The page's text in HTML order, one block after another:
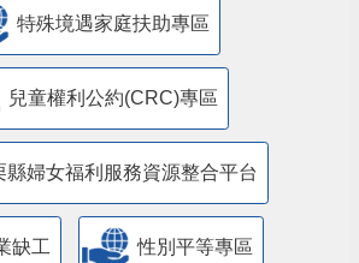
特殊境遇家庭扶助專區
兒童權利公約(CRC)專區
縣婦女福利服務資源整合平台
缺工 性別平等專區